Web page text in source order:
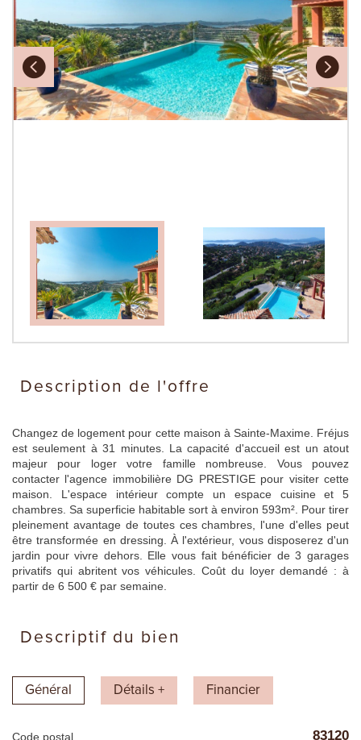
description de l'offre
Changez de logement pour cette maison à Sainte-Maxime. Fréjus
est seulement à 31 minutes. La capacité d'accueil est un atout
majeur pour loger votre famille nombreuse. Vous pouvez
contacter l'agence immobilière DG PRESTIGE pour visiter cette
maison. L'espace intérieur compte un espace cuisine et 5
chambres. Sa superficie habitable sort à environ 593m². Pour tirer
pleinement avantage de toutes ces chambres, l'une d'elles peut
être transformée en dressing. À l'extérieur, vous disposerez d'un
jardin pour vivre dehors. Elle vous fait bénéficier de 3 garages
privatifs qui abritent vos véhicules. Coût du loyer demandé : à
partir de 6 500 € par semaine.
descriptif du bien
Général Détails + Financier
Code postal 83120